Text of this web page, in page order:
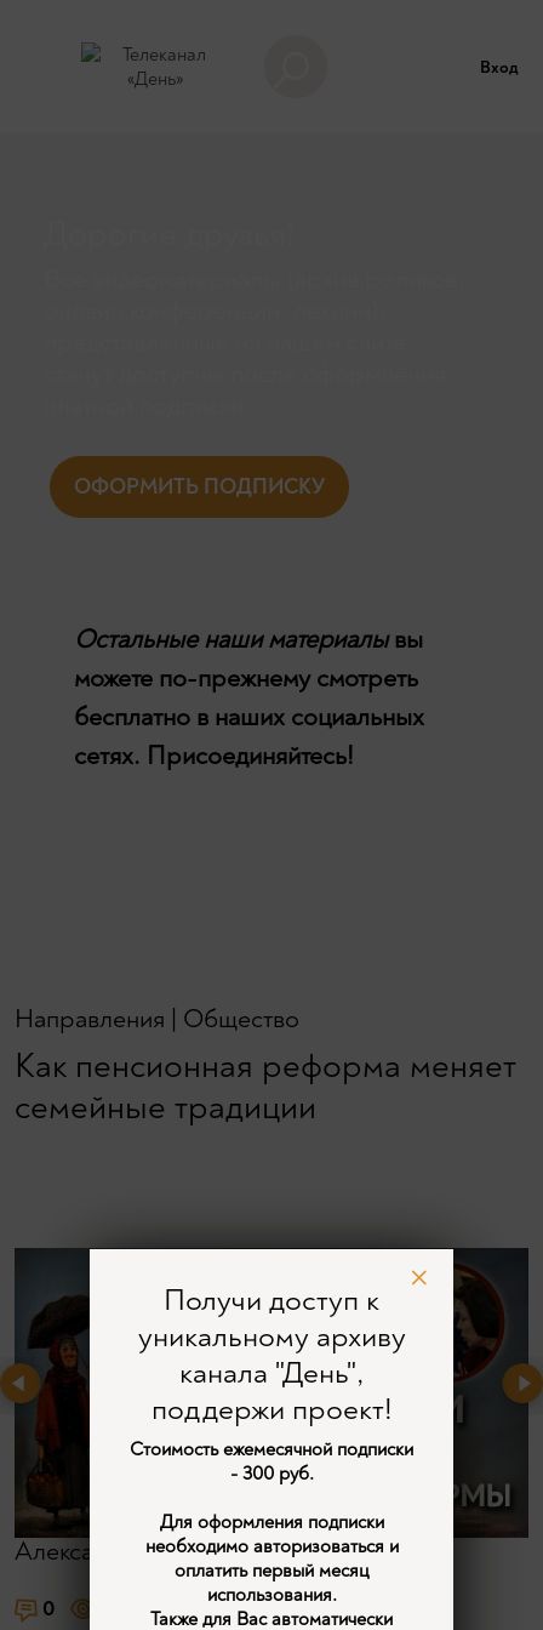
Вход
ОФОРМИТЬ ПОДПИСКУ
Остальные наши материалывы
можете по-прежнему смотреть
бесплатно в наших социальных
сетях. Присоединяйтесь!
Направления Общество
Как пенсионная реформа меняет
семейные традиции
Александр Широкорад
0 1124
Получи доступ к
уникальному архиву
канала "День",
поддержи проект!
Стоимость ежемесячной подписки
- 300 руб.
Для оформления подписки
необходимо авторизоваться и
оплатить первый месяц
использования.
Также для Вас автоматически